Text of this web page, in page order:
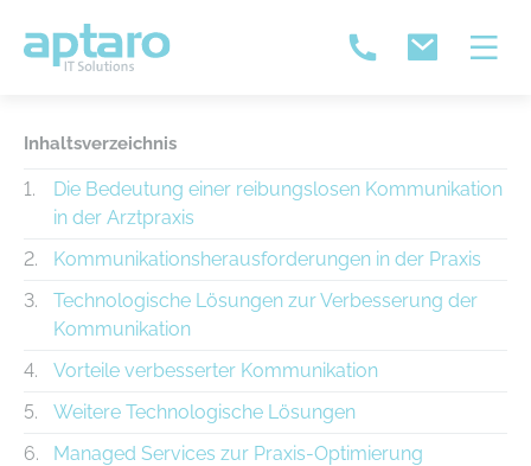
Inhaltsverzeichnis
Die Bedeutung einer reibungslosen Kommunikation
in der Arztpraxis
Kommunikationsherausforderungen in der Praxis
Technologische Lösungen zur Verbesserung der
Kommunikation
Vorteile verbesserter Kommunikation
Weitere Technologische Lösungen
Managed Services zur Praxis-Optimierung